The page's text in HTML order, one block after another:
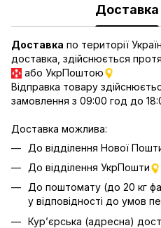
Доставка
Доставка по території
доставка, здійснюється
або УкрПоштою
Відправка товару
замовлення з 09:00 год до
Доставка можлива:
До відділення Нової
До відділення УкрПошти
До поштомату (до 20 кг
у відповідності до умов
Кур’єрська (адресна)